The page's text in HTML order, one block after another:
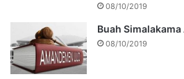
08/10/2019
Buah
08/10/2019